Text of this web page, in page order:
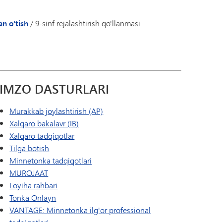
Jahon tillari
olib ketish bo'yicha ko'rsatmalar
- Port
avtoturargoh
Akademik yordam
Semestr finallari
Talabalar nashrlari
Talaba ko'ngilliligi
Sinov va baholash
o'tish/9-sinf rejalashtirish qo'llanmasi
IMZO DASTURLARI
Murakkab joylashtirish (AP)
Xalqaro bakalavr (IB)
Xalqaro tadqiqotlar
Tilga botish
Minnetonka tadqiqotlari
MUROJAAT
Loyiha rahbari
Tonka Onlayn
VANTAGE: Minnetonka ilg'or professional